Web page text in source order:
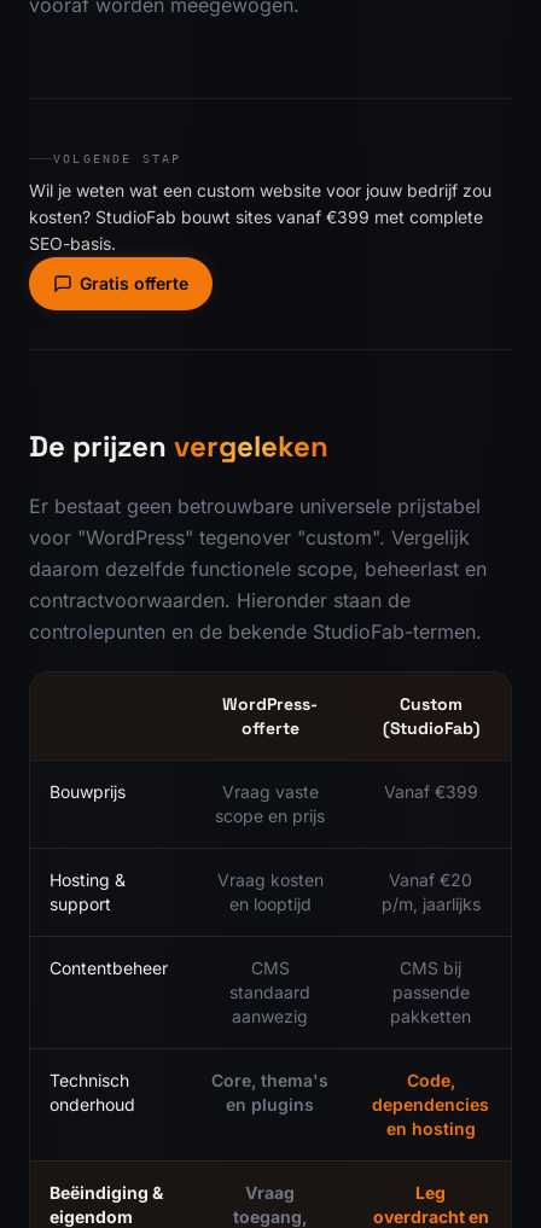
VOLGENDE STAP
Wil je weten wat een custom website voor jouw bedrijf zou
kosten? StudioFab bouwt sites vanaf €399 met complete
SEO-basis.
Gratis offerte
De prijzen vergeleken
Er bestaat geen betrouwbare universele prijstabel
voor "WordPress" tegenover "custom". Vergelijk
daarom dezelfde functionele scope, beheerlast en
contractvoorwaarden. Hieronder staan de
controlepunten en de bekende StudioFab-termen.
WordPress-
offerte
Custom
(StudioFab)
Bouwprijs
Vraag vaste
scope en prijs
Vanaf €399
Hosting &
support
Vraag kosten
en looptijd
Vanaf €20
p/m, jaarlijks
Contentbeheer
CMS
standaard
aanwezig
CMS bij
passende
pakketten
Technisch
onderhoud
Core, thema's
en plugins
Code,
dependencies
en hosting
Beëindiging &
eigendom
Vraag
toegang,
Leg
overdracht en